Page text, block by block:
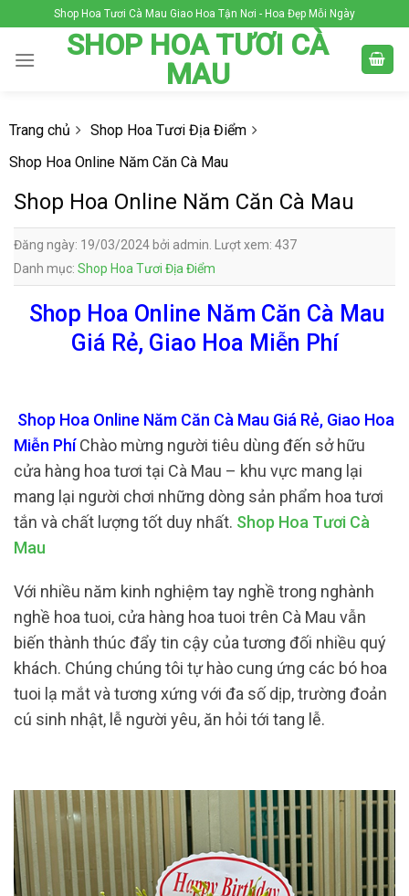
to
content
Shop Hoa Tươi Cà Mau Giao Hoa Tận Nơi - Hoa Đẹp Mỗi Ngày
SHOP HOA TƯƠI CÀ
MAU
Trang chủ
Shop Hoa Tươi Địa Điểm
Shop Hoa Online Năm Căn Cà Mau
Shop Hoa Online Năm Căn Cà Mau
Đăng ngày: 19/03/2024 bởi admin. Lượt xem: 437
Danh mục: Shop Hoa Tươi Địa Điểm
Shop Hoa Online Năm Căn Cà Mau
Giá Rẻ, Giao Hoa Miễn Phí
Shop Hoa Online Năm Căn Cà Mau Giá Rẻ, Giao Hoa
Miễn PhíChào mừng người tiêu dùng đến sở hữu
cửa hàng hoa tươi tại Cà Mau – khu vực mang lại
mang lại người chơi những dòng sản phẩm hoa tươi
tắn và chất lượng tốt duy nhất. Shop Hoa Tươi Cà
Mau
Với nhiều năm kinh nghiệm tay nghề trong nghành
nghề hoa tuoi, cửa hàng hoa tuoi trên Cà Mau vẫn
biến thành thúc đẩy tin cậy của tương đối nhiều quý
khách. Chúng chúng tôi tự hào cung ứng các bó hoa
tuoi lạ mắt và tương xứng với đa số dịp, trường đoản
cú sinh nhật, lễ người yêu, ăn hỏi tới tang lễ.